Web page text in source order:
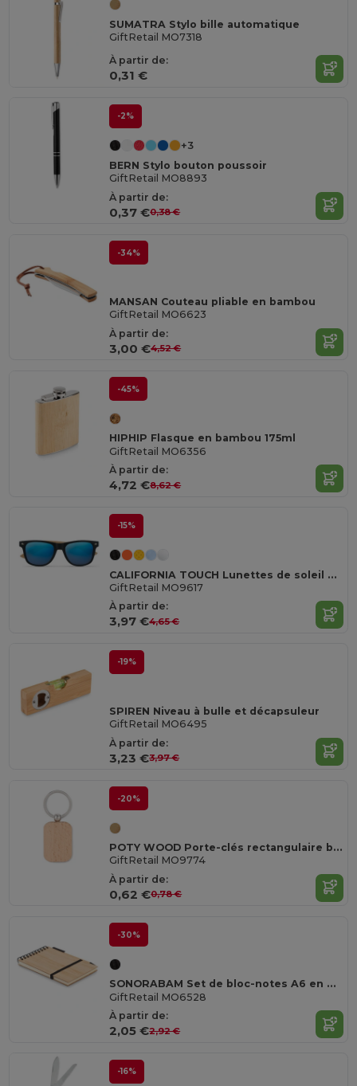
SUMATRA Stylo bille automatique
GiftRetail MO7318
À partir de:
0,31 €
-2%
+3
BERN Stylo bouton poussoir
GiftRetail MO8893
À partir de:
0,37 €0,38 €
-34%
MANSAN Couteau pliable en bambou
GiftRetail MO6623
À partir de:
3,00 €4,52 €
-45%
HIPHIP Flasque en bambou 175ml
GiftRetail MO6356
À partir de:
4,72 €8,62 €
-15%
CALIFORNIA TOUCH Lunettes de soleil en bambou
GiftRetail MO9617
À partir de:
3,97 €4,65 €
-19%
SPIREN Niveau à bulle et décapsuleur
GiftRetail MO6495
À partir de:
3,23 €3,97 €
-20%
POTY WOOD Porte-clés rectangulaire bois
GiftRetail MO9774
À partir de:
0,62 €0,78 €
-30%
SONORABAM Set de bloc-notes A6 en bambou
GiftRetail MO6528
À partir de:
2,05 €2,92 €
-16%